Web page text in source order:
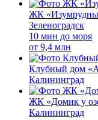
ЖК
Зеленоградск
10 мин до моря
от 9,4 млн
Клубный дом
Калининград
ЖК «Домик у
Калининград